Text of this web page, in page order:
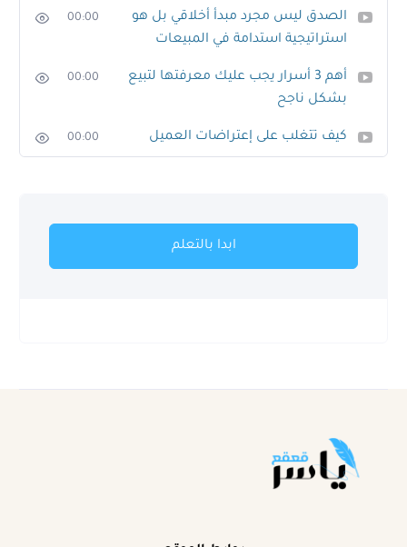
الصدق ليس مجرد مبدأ أخلاقي بل هو
استراتيجية استدامة في المبيعات
00:00
أهم 3 أسرار يجب عليك معرفتها لتبيع
بشكل ناجح
00:00
كيف تتغلب على إعتراضات العميل 00:00
ابدا بالتعلم